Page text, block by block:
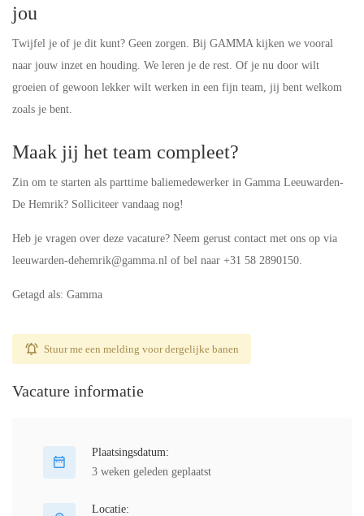
jou
Twijfel je of je dit kunt? Geen zorgen. Bij GAMMA kijken we vooral
naar jouw inzet en houding. We leren je de rest. Of je nu door wilt
groeien of gewoon lekker wilt werken in een fijn team, jij bent welkom
zoals je bent.
Maak jij het team compleet?
Zin om te starten als parttime baliemedewerker in Gamma Leeuwarden-
De Hemrik? Solliciteer vandaag nog!
Heb je vragen over deze vacature? Neem gerust contact met ons op via
leeuwarden-dehemrik@gamma.nl of bel naar +31 58 2890150.
Getagd als: Gamma
Stuur me een melding voor dergelijke banen
Vacature informatie
Plaatsingsdatum:
3 weken geleden geplaatst
Locatie: